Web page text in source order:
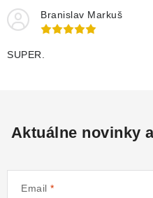
Branislav Markuš
SUPER.
Aktuálne novinky
Email